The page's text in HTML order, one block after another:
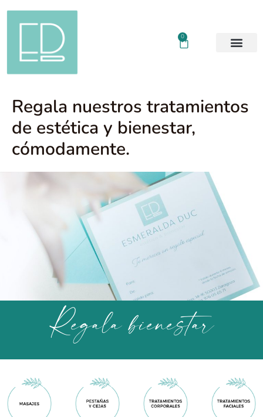
0
Regala nuestros tratamientos
de estética y bienestar,
cómodamente.
Regala bienestar